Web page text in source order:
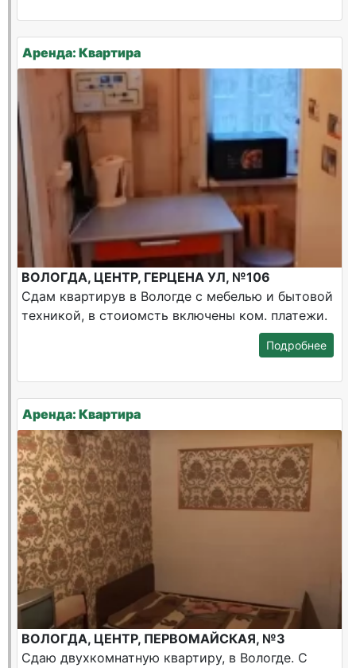
Аренда: Квартира
ВОЛОГДА, ЦЕНТР, ГЕРЦЕНА УЛ, №106
Сдам квартирув в Вологде с мебелью и бытовой
техникой, в стоиомсть включены ком. платежи.
Подробнее
Аренда: Квартира
ВОЛОГДА, ЦЕНТР, ПЕРВОМАЙСКАЯ, №3
Сдаю двухкомнатную квартиру, в Вологде. С